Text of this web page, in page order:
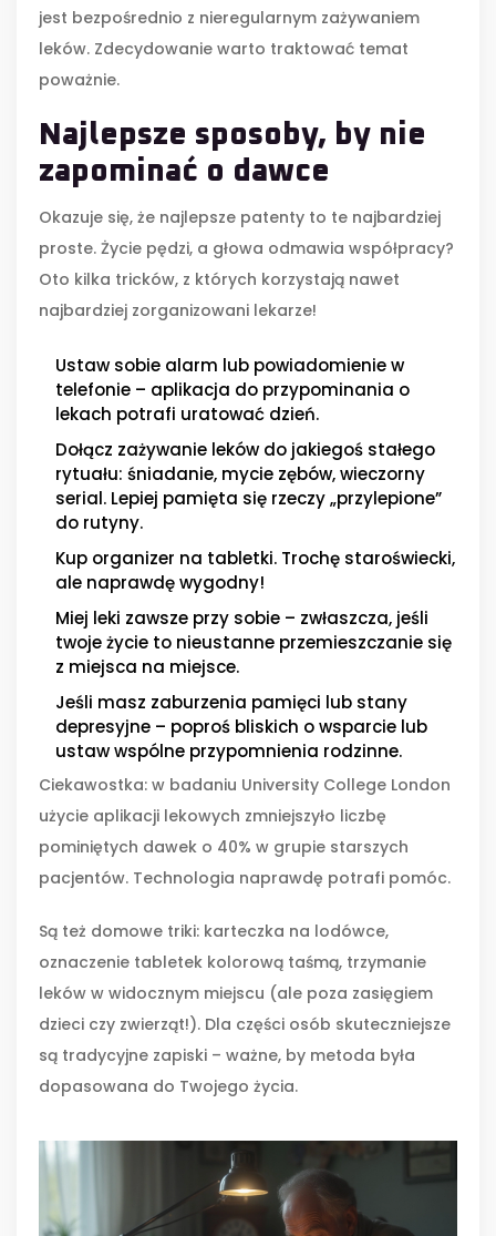
jest bezpośrednio z nieregularnym zażywaniem
leków. Zdecydowanie warto traktować temat
poważnie.
Najlepsze sposoby, by nie
zapominać o dawce
Okazuje się, że najlepsze patenty to te najbardziej
proste. Życie pędzi, a głowa odmawia współpracy?
Oto kilka tricków, z których korzystają nawet
najbardziej zorganizowani lekarze!
Ustaw sobie alarm lub powiadomienie w
telefonie – aplikacja do przypominania o
lekach potrafi uratować dzień.
Dołącz zażywanie leków do jakiegoś stałego
rytuału: śniadanie, mycie zębów, wieczorny
serial. Lepiej pamięta się rzeczy „przylepione”
do rutyny.
Kup organizer na tabletki. Trochę staroświecki,
ale naprawdę wygodny!
Miej leki zawsze przy sobie – zwłaszcza, jeśli
twoje życie to nieustanne przemieszczanie się
z miejsca na miejsce.
Jeśli masz zaburzenia pamięci lub stany
depresyjne – poproś bliskich o wsparcie lub
ustaw wspólne przypomnienia rodzinne.
Ciekawostka: w badaniu University College London
użycie aplikacji lekowych zmniejszyło liczbę
pominiętych dawek o 40% w grupie starszych
pacjentów. Technologia naprawdę potrafi pomóc.
Są też domowe triki: karteczka na lodówce,
oznaczenie tabletek kolorową taśmą, trzymanie
leków w widocznym miejscu (ale poza zasięgiem
dzieci czy zwierząt!). Dla części osób skuteczniejsze
są tradycyjne zapiski – ważne, by metoda była
dopasowana do Twojego życia.